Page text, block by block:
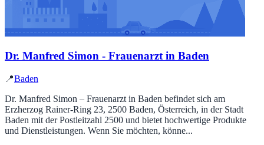
Dr. Manfred Simon - Frauenarzt in Baden
📍Baden
Dr. Manfred Simon – Frauenarzt in Baden befindet sich am
Erzherzog Rainer-Ring 23, 2500 Baden, Österreich, in der Stadt
Baden mit der Postleitzahl 2500 und bietet hochwertige Produkte
und Dienstleistungen. Wenn Sie möchten, könne...